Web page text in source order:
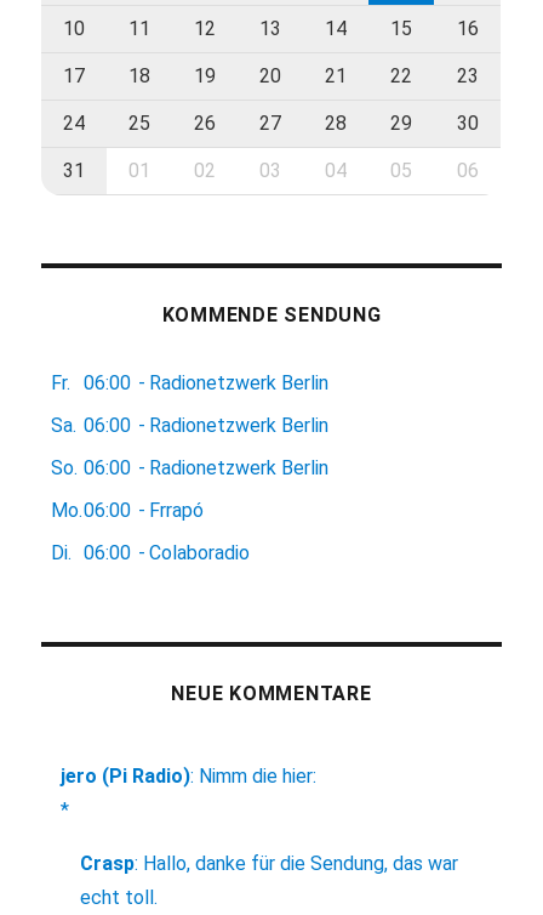
10 11 12 13 14 15 16
17 18 19 20 21 22 23
24 25 26 27 28 29 30
31 01 02 03 04 05 06
KOMMENDE SENDUNG
Fr. 06:00 - Radionetzwerk Berlin
Sa. 06:00 - Radionetzwerk Berlin
So. 06:00 - Radionetzwerk Berlin
Mo.06:00 - Frrapó
Di.
06:00 - Colaboradio
NEUE KOMMENTARE
jero (Pi Radio): Nimm die hier:
*
Crasp: Hallo, danke für die Sendung, das war
echt toll.